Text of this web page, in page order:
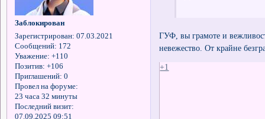
Заблокирован
Зарегистрирован: 07.03.2021
Сообщений: 172
Уважение: +110
Позитив: +106
Приглашений: 0
Провел на форуме:
23 часа 32 минуты
Последний визит:
07.09.2025 09:51
ГУФ, вы грамоте и
невежество. От крайне
+1